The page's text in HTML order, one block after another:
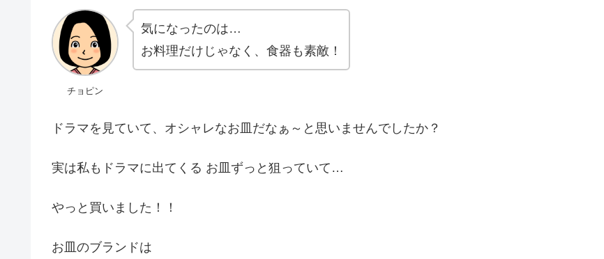
チョピン
気になったのは…
お料理だけじゃなく、食器も素敵！
ドラマを見ていて、オシャレなお皿だなぁ～と思いませんでしたか？
実は私もドラマに出てくる お皿ずっと狙っていて…
やっと買いました！！
お皿のブランドは